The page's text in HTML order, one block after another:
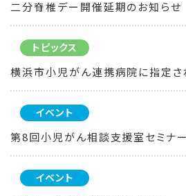
二分脊椎デー開催延期のお知らせ
トピックス
横浜市小児がん連携病院に指定さ
イベント
第8回小児がん相談支援室セミナー
イベント